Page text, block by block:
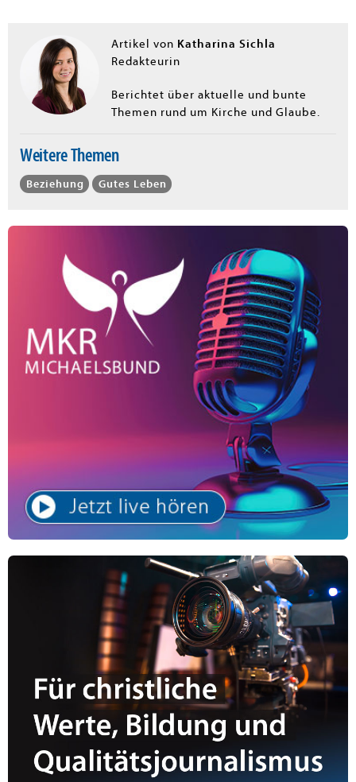
Artikel von Katharina Sichla
Redakteurin
Berichtet über aktuelle und bunte
Themen rund um Kirche und Glaube.
Weitere Themen
Beziehung Gutes Leben